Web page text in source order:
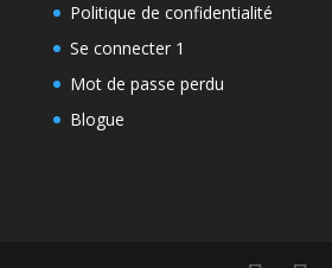
Politique de confidentialité
Se connecter 1
Mot de passe perdu
Blogue